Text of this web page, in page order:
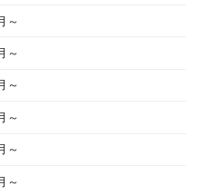
～
～
～
～
～
～